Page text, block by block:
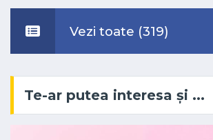
Vezi toate (319)
Te-ar putea interesa și ...